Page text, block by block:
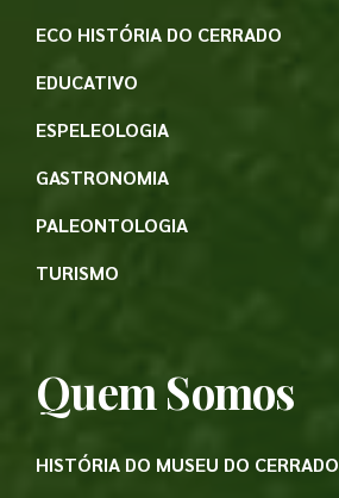
ECO HISTÓRIA DO CERRADO
EDUCATIVO
ESPELEOLOGIA
GASTRONOMIA
PALEONTOLOGIA
TURISMO
Quem Somos
HISTÓRIA DO MUSEU DO CERRADO